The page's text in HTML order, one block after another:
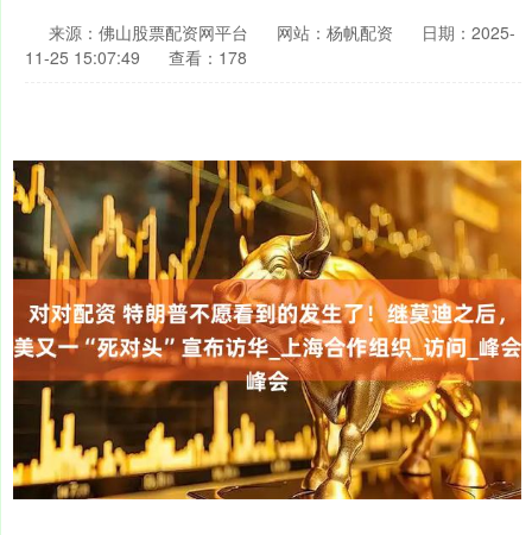
来源：佛山股票配资网平台 网站：杨帆配资
日期：2025-
11-25 15:07:49
查看：178